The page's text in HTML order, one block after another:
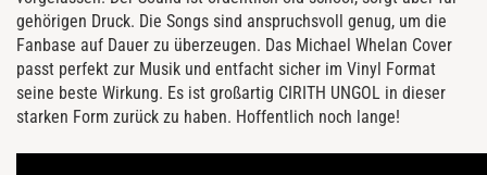
gehörigen Druck. Die Songs sind anspruchsvoll genug, um die
Fanbase auf Dauer zu überzeugen. Das Michael Whelan Cover
passt perfekt zur Musik und entfacht sicher im Vinyl Format
seine beste Wirkung. Es ist großartig CIRITH UNGOL in dieser
starken Form zurück zu haben. Hoffentlich noch lange!